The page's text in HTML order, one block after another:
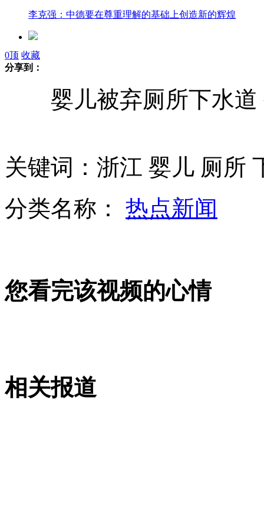
李克强：中德要在尊重理解的基础上创造新的辉煌
韩媒曝假鸟叔真实身份：法籍韩裔音乐人
贝克汉姆被曝将拍电影 传与阿汤哥合作
亚洲最大沙漠水库展开清淤恢复库容
0顶 收藏
分享到：
婴儿被弃厕所下水道
关键词：浙江 婴儿 厕所
分类名称： 热点新闻
您看完该视频的心情
相关报道